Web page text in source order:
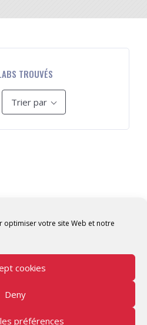
optimiser votre site Web et notre
cookies
Deny
préférences
TROUVÉS
Trier par
Fablabs Tous droits